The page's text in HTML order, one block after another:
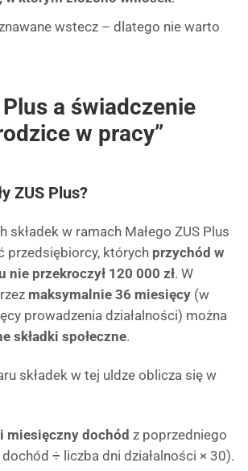
wstecz – dlatego nie warto
Plus a świadczenie
w pracy”
ZUS Plus?
składek w ramach Małego ZUS Plus
przedsiębiorcy, których przychód w
nie przekroczył 120 000 zł. W
maksymalnie 36 miesięcy (w
prowadzenia działalności) można
składki społeczne.
składek w tej uldze oblicza się w
miesięczny dochód z poprzedniego
÷ liczba dni działalności × 30).